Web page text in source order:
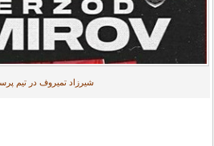
شیرزاد تمیروف در تیم